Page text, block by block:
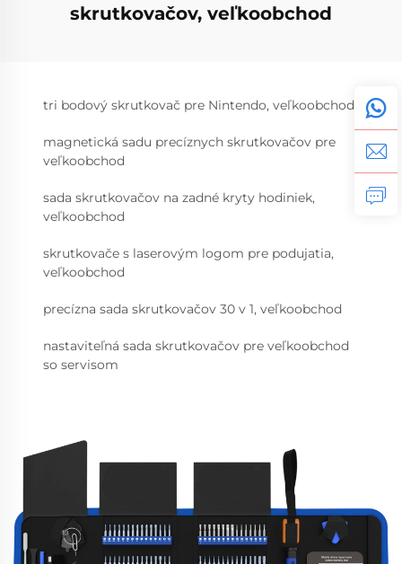
skrutkovačov, veľkoobchod
tri bodový skrutkovač pre Nintendo, veľkoobchod
magnetická sadu precíznych skrutkovačov pre
veľkoobchod
sada skrutkovačov na zadné kryty hodiniek,
veľkoobchod
skrutkovače s laserovým logom pre podujatia,
veľkoobchod
precízna sada skrutkovačov 30 v 1, veľkoobchod
nastaviteľná sada skrutkovačov pre veľkoobchod
so servisom